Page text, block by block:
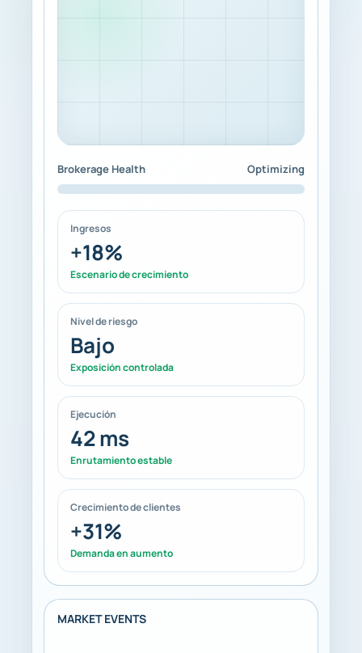
Brokerage Health Optimizing
Ingresos
+18%
Escenario de crecimiento
Nivel de riesgo
Bajo
Exposición controlada
Ejecución
42 ms
Enrutamiento estable
Crecimiento de clientes
+31%
Demanda en aumento
MARKET EVENTS